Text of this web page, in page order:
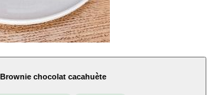
Brownie chocolat cacahuète